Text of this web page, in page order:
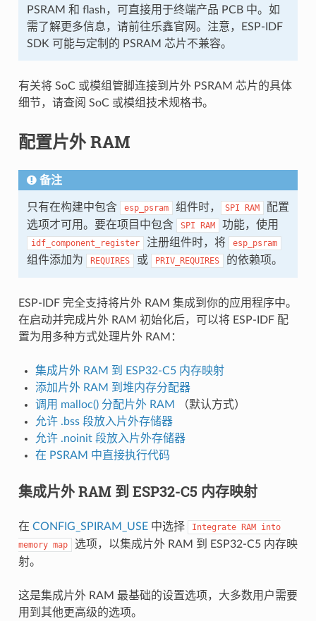
PSRAM 和 flash，可直接用于终端产品 PCB 中。如
需了解更多信息，请前往乐鑫官网。注意，ESP-IDF
SDK 可能与定制的 PSRAM 芯片不兼容。
有关将 SoC 或模组管脚连接到片外 PSRAM 芯片的具体
细节，请查阅 SoC 或模组技术规格书。
配置片外 RAM
备注
只有在构建中包含 esp_psram 组件时， SPI RAM
配置
选项才可用。要在项目中包含
SPI RAM 功能，使用
idf_component_register 注册组件时，将 esp_psram
组件添加为 REQUIRES 或 PRIV_REQUIRES 的依赖项。
ESP-IDF 完全支持将片外 RAM 集成到你的应用程序中。
在启动并完成片外 RAM 初始化后，可以将 ESP-IDF 配
置为用多种方式处理片外 RAM：
集成片外 RAM 到 ESP32-C5 内存映射
添加片外 RAM 到堆内存分配器
调用 malloc() 分配片外 RAM
（默认方式）
允许 .bss 段放入片外存储器
允许 .noinit 段放入片外存储器
在 PSRAM 中直接执行代码
集成片外 RAM 到 ESP32-C5 内存映射
在 CONFIG_SPIRAM_USE中选择 Integrate RAM into
memory map
选项，以集成片外 RAM 到 ESP32-C5 内存映
射。
这是集成片外 RAM 最基础的设置选项，大多数用户需要
用到其他更高级的选项。